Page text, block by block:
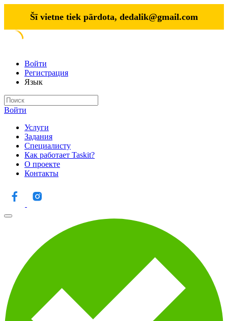
Šī vietne tiek pārdota, dedalik@gmail.com
Войти
Регистрация
Язык
Войти
Услуги
Задания
Специалисту
Как работает Taskit?
О проекте
Контакты